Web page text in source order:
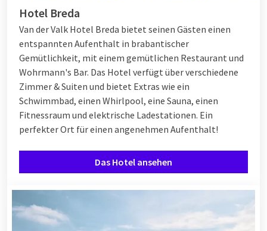
Hotel Breda
Van der Valk Hotel Breda bietet seinen Gästen einen
entspannten Aufenthalt in brabantischer
Gemütlichkeit, mit einem gemütlichen Restaurant und
Wohrmann's Bar. Das Hotel verfügt über verschiedene
Zimmer & Suiten und bietet Extras wie ein
Schwimmbad, einen Whirlpool, eine Sauna, einen
Fitnessraum und elektrische Ladestationen. Ein
perfekter Ort für einen angenehmen Aufenthalt!
Das Hotel ansehen